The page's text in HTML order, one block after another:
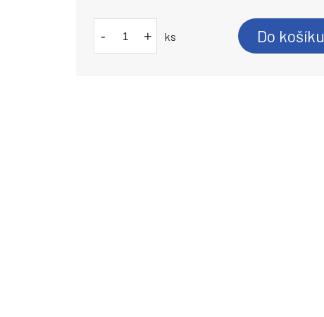
- + ks Do košíku